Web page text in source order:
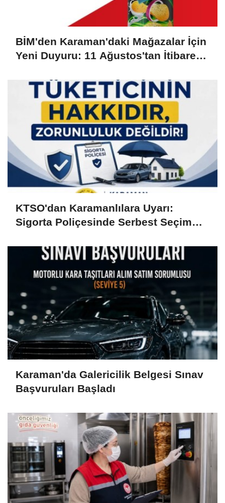
BİM'den Karaman'daki Mağazalar İçin
Yeni Duyuru: 11 Ağustos'tan İtibaren
KTSO'dan Karamanlılara Uyarı:
Sigorta Poliçesinde Serbest Seçim
Karaman'da Galericilik Belgesi Sınav
Başvuruları Başladı